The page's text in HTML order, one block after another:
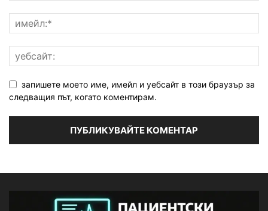
запишете моето име, имейл и уебсайт в този браузър за
следващия път, когато коментирам.